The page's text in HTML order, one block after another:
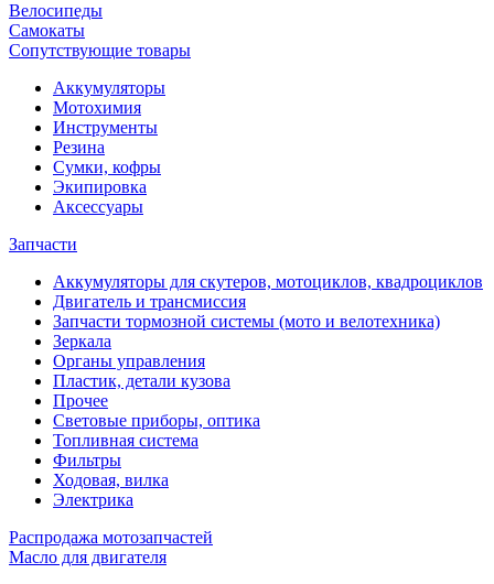
Велосипеды
Самокаты
Сопутствующие товары
Аккумуляторы
Мотохимия
Инструменты
Резина
Сумки, кофры
Экипировка
Аксессуары
Запчасти
Аккумуляторы для скутеров, мотоциклов, квадроциклов
Двигатель и трансмиссия
Запчасти тормозной системы (мото и велотехника)
Зеркала
Органы управления
Пластик, детали кузова
Прочее
Световые приборы, оптика
Топливная система
Фильтры
Ходовая, вилка
Электрика
Распродажа мотозапчастей
Масло для двигателя